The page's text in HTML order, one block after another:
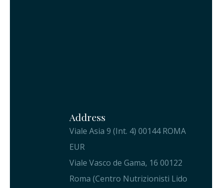
Address
Viale Asia 9 (Int. 4) 00144 ROMA
EUR
Viale Vasco de Gama, 16 00122
Roma (Centro Nutrizionisti Lido